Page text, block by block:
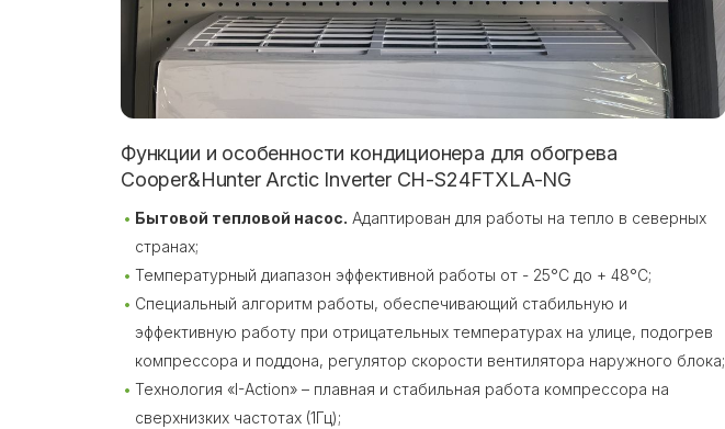
Функции и особенности кондиционера для обогрева
Cooper&Hunter Arctic Inverter CH-S24FTXLA-NG
Бытовой тепловой насос. Адаптирован для работы на тепло в северных
странах;
Температурный диапазон эффективной работы от - 25°С до + 48°С;
Специальный алгоритм работы, обеспечивающий стабильную и
эффективную работу при отрицательных температурах на улице, подогрев
компрессора и поддона, регулятор скорости вентилятора наружного блока;
Технология «I-Action» – плавная и стабильная работа компрессора на
сверхнизких частотах (1Гц);